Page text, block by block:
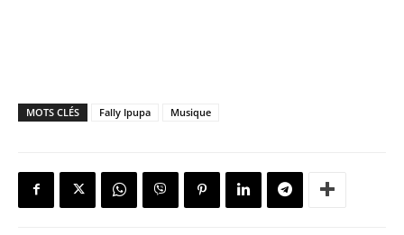
MOTS CLÉS Fally Ipupa Musique